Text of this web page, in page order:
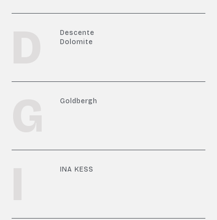
Descente
Dolomite
Goldbergh
INA KESS